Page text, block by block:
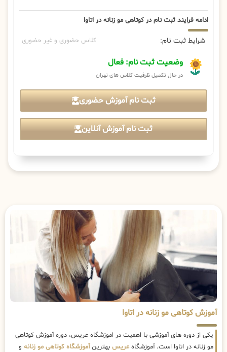
ادامه فرایند ثبت نام در کوتاهی مو زنانه در اتاوا
شرایط ثبت نام: کلاس حضوری و غیر حضوری
وضعیت ثبت نام: فعال
در حال تکمیل ظرفیت کلاس های تهران
ثبت نام آموزش حضوری
ثبت نام آموزش آنلاین
آموزش کوتاهی مو زنانه در اتاوا
یکی از دوره های آموزشی با اهمیت در اموزشگاه عریس، دوره آموزش کوتاهی
مو زنانه در اتاوا است. آموزشگاه عریس بهترینآموزشگاه کوتاهی مو زنانه و